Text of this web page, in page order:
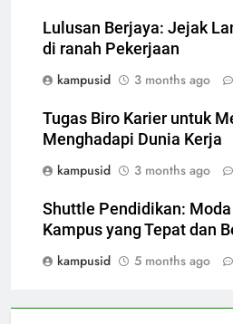
Lulusan Berjaya: Jejak
di ranah Pekerjaan
kampusid
3 months ago
Tugas Biro Karier untuk
Menghadapi Dunia Kerja
kampusid
3 months ago
Shuttle Pendidikan:
Kampus yang Tepat dan
kampusid
5 months ago